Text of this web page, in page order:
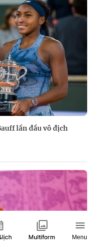
lần đầu vô địch
Multiform Menu